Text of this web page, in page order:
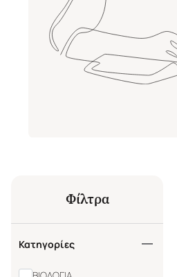
Φίλτρα
Κατηγορίες